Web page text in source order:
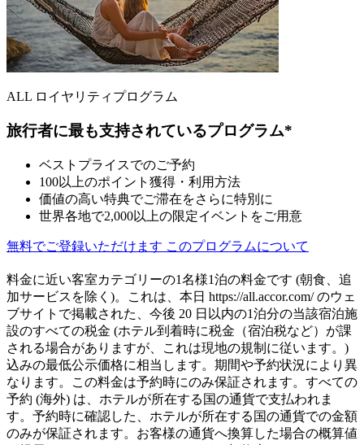
ALL ロイヤリティプログラム
旅行者に最も支持されているプログラム*
ベストプライスでのご予約
100以上のポイント獲得・利用方法
価値の高い特典でご滞在をさらに特別に
世界各地で2,000以上の限定イベントをご用意
無料でご登録いただけます このプログラムについて
料金に近い客室カテゴリーの1名様1泊の料金です (朝食、追
加サービスを除く)。これは、本日 https://all.accor.com/ のウェ
ブサイトで掲載された、今後 20 日以内の1泊分の当該宿泊施
設のすべての税金 (ホテル到着時に税金（宿泊税など）が課
される場合がありますが、これは現地の規制に従います。)
込みの最低公示価格に相当します。期間や予約状況により異
なります。この料金は予約時にのみ保証されます。すべての
予約 (海外) は、ホテルが所在する国の通貨で支払われま
す。予約時に確認した、ホテルが所在する国の通貨での金額
のみが保証されます。お客様の通貨へ換算した場合の概算値